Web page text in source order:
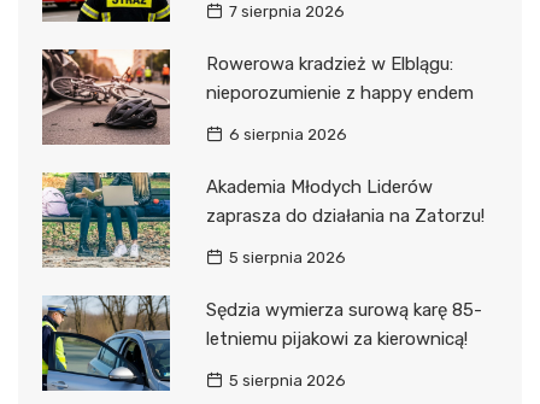
7 sierpnia 2026
Rowerowa kradzież w Elblągu:
nieporozumienie z happy endem
6 sierpnia 2026
Akademia Młodych Liderów
zaprasza do działania na Zatorzu!
5 sierpnia 2026
Sędzia wymierza surową karę 85-
letniemu pijakowi za kierownicą!
5 sierpnia 2026